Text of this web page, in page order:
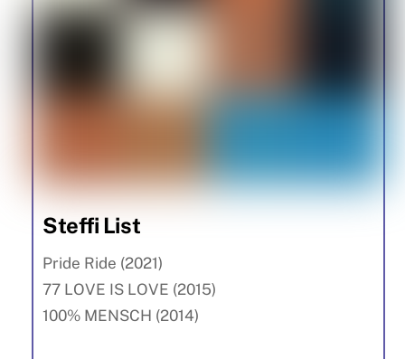
Steffi List
Pride Ride (2021)
77 LOVE IS LOVE (2015)
100% MENSCH (2014)